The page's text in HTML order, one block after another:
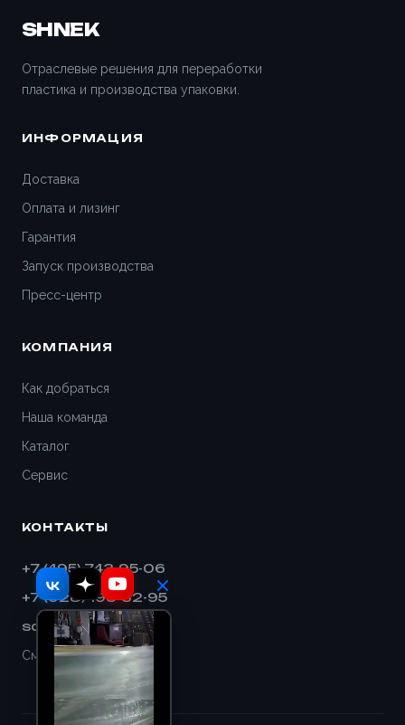
SHNEK
Отраслевые решения для переработки
пластика и производства упаковки.
ИНФОРМАЦИЯ
Доставка
Оплата и лизинг
Гарантия
Запуск производства
Пресс-центр
КОМПАНИЯ
Как добраться
Наша команда
Каталог
Сервис
КОНТАКТЫ
+7 (495) 743-95-06
+7 (928) 193-32-95
sales@shnek.ru
Смотреть на карте